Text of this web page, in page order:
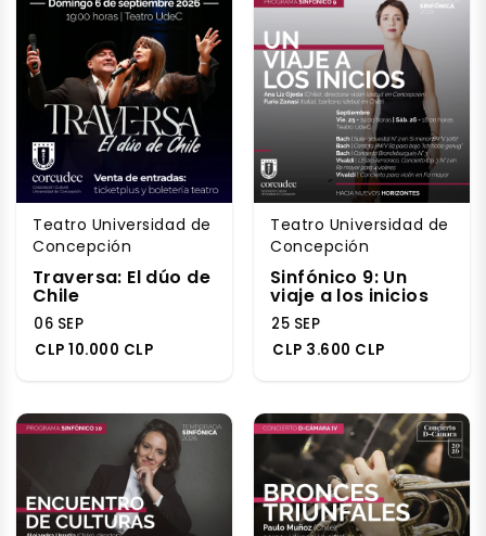
Teatro Universidad de
Concepción
Traversa: El dúo de
Chile
06 SEP
CLP 10.000 CLP
Teatro Universidad de
Concepción
Sinfónico 9: Un
viaje a los inicios
25 SEP
CLP 3.600 CLP